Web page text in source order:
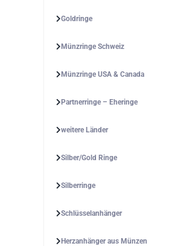
Goldringe
Münzringe Schweiz
Münzringe USA & Canada
Partnerringe – Eheringe
weitere Länder
Silber/Gold Ringe
Silberringe
Schlüsselanhänger
Herzanhänger aus Münzen